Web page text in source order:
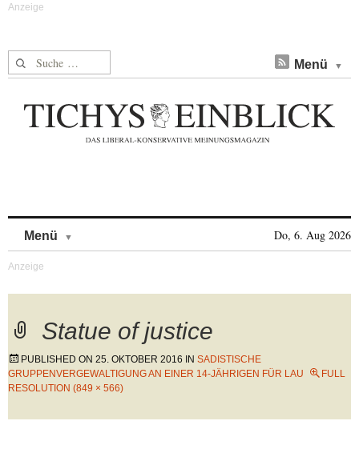
Suche nach: Menü
Menü Do, 6. Aug 2026
Statue of justice
PUBLISHED ON 25. OKTOBER 2016 IN SADISTISCHE
GRUPPENVERGEWALTIGUNG AN EINER 14-JÄHRIGEN FÜR LAU
FULL
RESOLUTION (849 × 566)